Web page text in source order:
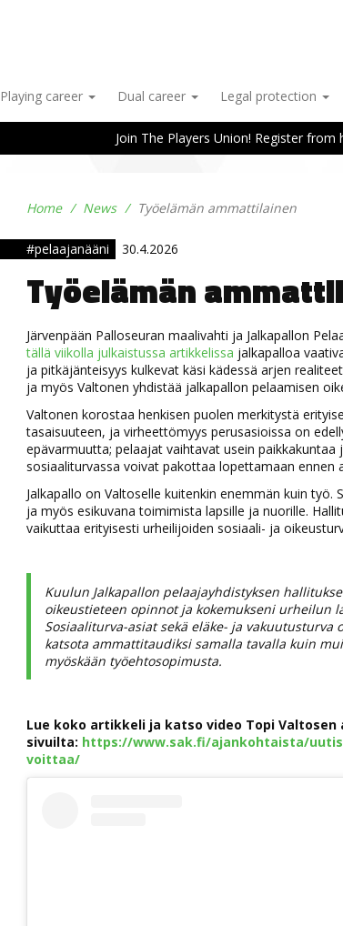
Playing career Dual career Legal protection
Join The Players Union! Register from
Home News Työelämän ammattilainen
#pelaajanääni 30.4.2026
Työelämän
Järvenpään Palloseuran maalivahti ja Jalkapallon
tällä viikolla julkaistussa artikkelissa jalkapalloa
ja pitkäjänteisyys kulkevat käsi kädessä arjen
ja myös Valtonen yhdistää jalkapallon pelaamisen
Valtonen korostaa henkisen puolen merkitystä
tasaisuuteen, ja virheettömyys perusasioissa on
epävarmuutta; pelaajat vaihtavat usein
sosiaaliturvassa voivat pakottaa lopettamaan ennen
Jalkapallo on Valtoselle kuitenkin enemmän kuin
ja myös esikuvana toimimista lapsille ja nuorille.
vaikuttaa erityisesti urheilijoiden sosiaali- ja
Kuulun Jalkapallon pelaajayhdistyksen
oikeustieteen opinnot ja kokemukseni urheilun
Sosiaaliturva-asiat sekä eläke- ja
katsota ammattitaudiksi samalla tavalla kuin
myöskään työehtosopimusta.
Lue koko artikkeli ja katso video Topi Valtosen
sivuilta: https://www.sak.fi/ajankohtaista/
voittaa/